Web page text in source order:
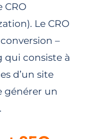
CRO
Le CRO
–
consiste à
d’un site
générer un